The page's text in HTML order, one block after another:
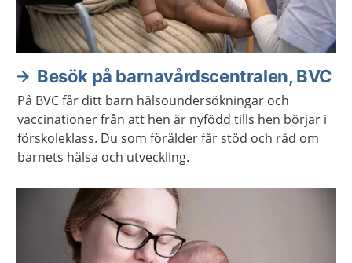
Besök på barnavårdscentralen, BVC
På BVC får ditt barn hälsoundersökningar och
vaccinationer från att hen är nyfödd tills hen börjar i
förskoleklass. Du som förälder får stöd och råd om
barnets hälsa och utveckling.